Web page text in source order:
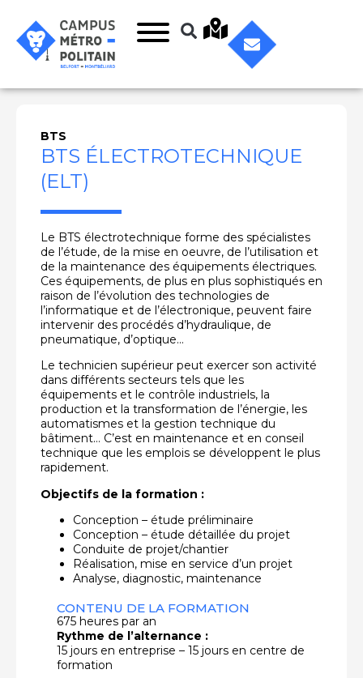
BTS
BTS ÉLECTROTECHNIQUE
(ELT)
Le BTS électrotechnique forme des spécialistes
de l’étude, de la mise en oeuvre, de l’utilisation et
de la maintenance des équipements électriques.
Ces équipements, de plus en plus sophistiqués en
raison de l’évolution des technologies de
l’informatique et de l’électronique, peuvent faire
intervenir des procédés d’hydraulique, de
pneumatique, d’optique…
Le technicien supérieur peut exercer son activité
dans différents secteurs tels que les
équipements et le contrôle industriels, la
production et la transformation de l’énergie, les
automatismes et la gestion technique du
bâtiment… C’est en maintenance et en conseil
technique que les emplois se développent le plus
rapidement.
Objectifs de la formation :
Conception – étude préliminaire
Conception – étude détaillée du projet
Conduite de projet/chantier
Réalisation, mise en service d’un projet
Analyse, diagnostic, maintenance
CONTENU DE LA FORMATION
675 heures par an
Rythme de l’alternance :
15 jours en entreprise – 15 jours en centre de
formation